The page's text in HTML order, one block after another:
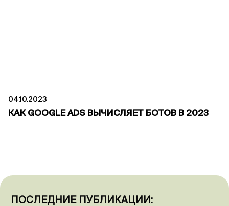
ПОСЛЕДНИЕ ПУБЛИКАЦИИ:
04.10.2023
КАК GOOGLE ADS ВЫЧИСЛЯЕТ БОТОВ В 2023